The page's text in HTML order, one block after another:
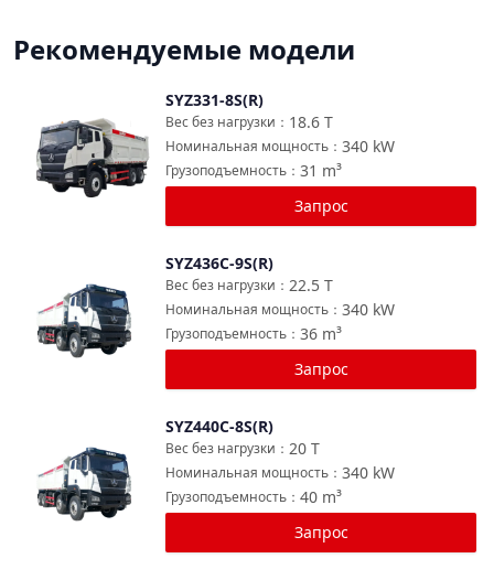
Рекомендуемые модели
SYZ331-8S(R)
18.6 T
Вес без нагрузки ：
340 kW
Номинальная мощность ：
31 m³
Грузоподъемность ：
Запрос
SYZ436C-9S(R)
22.5 T
Вес без нагрузки ：
340 kW
Номинальная мощность ：
36 m³
Грузоподъемность ：
Запрос
SYZ440C-8S(R)
20 T
Вес без нагрузки ：
340 kW
Номинальная мощность ：
40 m³
Грузоподъемность ：
Запрос